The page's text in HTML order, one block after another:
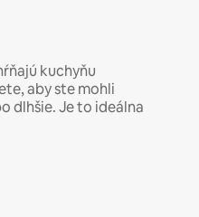
kuchyňu
aby ste mohli
dlhšie. Je to ideálna